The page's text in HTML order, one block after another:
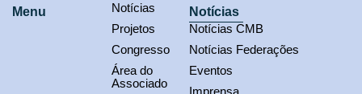
Menu
Notícias
Projetos
Congresso
Área do
Associado
Notícias
Notícias CMB
Notícias Federações
Eventos
Imprensa